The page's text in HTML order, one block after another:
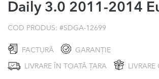
Daily 3.0 2011-2014
COD PRODUS: #SDGA-12699
FACTURĂ GARANȚIE
LIVRARE ÎN TOATĂ ȚARA LIVRARE